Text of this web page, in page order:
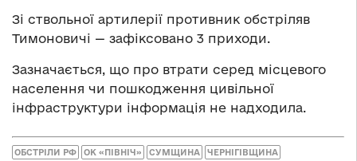
Зі ствольної артилерії противник обстріляв
Тимоновичі — зафіксовано 3 приходи.
Зазначається, що про втрати серед місцевого
населення чи пошкодження цивільної
інфраструктури інформація не надходила.
ОБСТРІЛИ РФ ОК «ПІВНІЧ» СУМЩИНА ЧЕРНІГІВЩИНА